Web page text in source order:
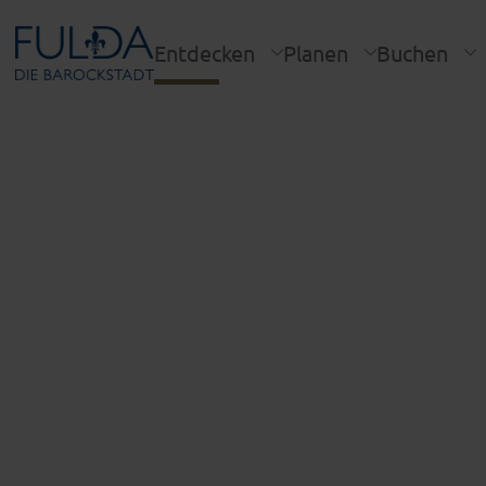
Entdecken Planen Buchen